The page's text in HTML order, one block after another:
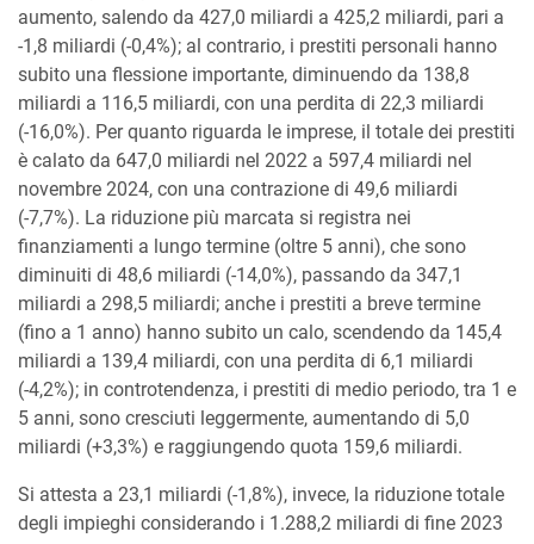
aumento, salendo da 427,0 miliardi a 425,2 miliardi, pari a
-1,8 miliardi (-0,4%); al contrario, i prestiti personali hanno
subito una flessione importante, diminuendo da 138,8
miliardi a 116,5 miliardi, con una perdita di 22,3 miliardi
(-16,0%). Per quanto riguarda le imprese, il totale dei prestiti
è calato da 647,0 miliardi nel 2022 a 597,4 miliardi nel
novembre 2024, con una contrazione di 49,6 miliardi
(-7,7%). La riduzione più marcata si registra nei
finanziamenti a lungo termine (oltre 5 anni), che sono
diminuiti di 48,6 miliardi (-14,0%), passando da 347,1
miliardi a 298,5 miliardi; anche i prestiti a breve termine
(fino a 1 anno) hanno subito un calo, scendendo da 145,4
miliardi a 139,4 miliardi, con una perdita di 6,1 miliardi
(-4,2%); in controtendenza, i prestiti di medio periodo, tra 1 e
5 anni, sono cresciuti leggermente, aumentando di 5,0
miliardi (+3,3%) e raggiungendo quota 159,6 miliardi.
Si attesta a 23,1 miliardi (-1,8%), invece, la riduzione totale
degli impieghi considerando i 1.288,2 miliardi di fine 2023